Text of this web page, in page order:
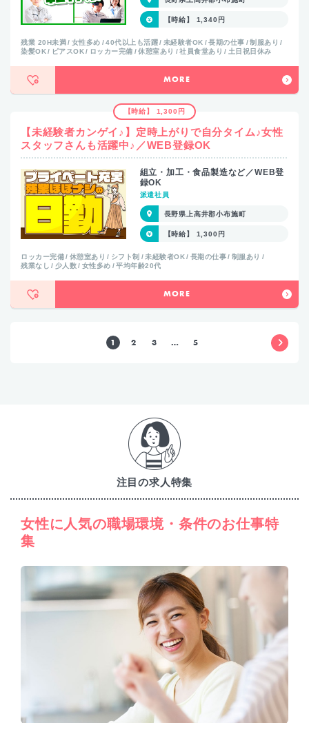
【時給】 1,340円
残業 20H未満 女性多め 40代以上も活躍 未経験者OK 長期の仕事
制服あり
染髪OK
ピアスOK ロッカー完備 休憩室あり 社員食堂あり 土日祝日休み
MORE
【時給】 1,300円
【未経験者カンゲイ♪】定時上がりで自分タイム♪女性
スタッフさんも活躍中♪／WEB登録OK
組立・加工・食品製造など／WEB登
録OK
派遣社員
長野県上高井郡小布施町
【時給】 1,300円
ロッカー完備 休憩室あり シフト制 未経験者OK 長期の仕事
制服あり
残業なし
少人数 女性多め 平均年齢20代
MORE
1 2 3 … 5
注目の求人特集
女性に人気の職場環境・条件のお仕事特
集